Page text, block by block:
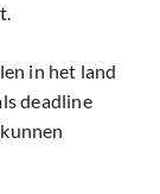
in het land
deadline